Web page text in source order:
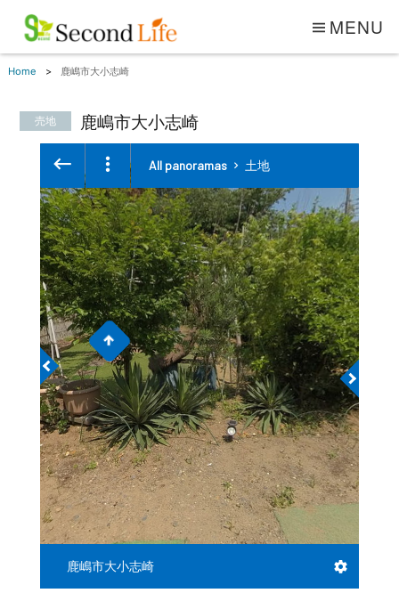
MENU
Home 鹿嶋市大小志崎
売地 鹿嶋市大小志崎